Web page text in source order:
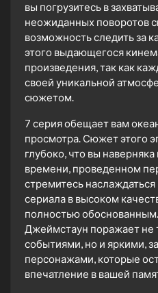
вы погрузитесь в
неожиданных поворотов
возможность следить за
этого выдающегося
произведения, так как
своей уникальной
сюжетом.
7 серия обещает вам
просмотра. Сюжет этого
глубоко, что вы
времени, проведенном
стремитесь
сериала в высоком
полностью
Джеймстаун поражает не
событиями, но и яркими,
персонажами, которые
впечатление в вашей